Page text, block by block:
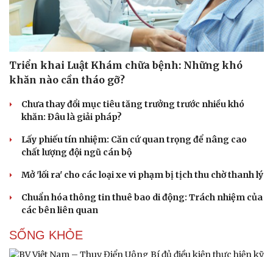
Di sản
Triển khai Luật Khám chữa bệnh: Những khó
khăn nào cần tháo gỡ?
Chưa thay đổi mục tiêu tăng trưởng trước nhiều khó
khăn: Đâu là giải pháp?
Lấy phiếu tín nhiệm: Căn cứ quan trọng để nâng cao
chất lượng đội ngũ cán bộ
Mở 'lối ra' cho các loại xe vi phạm bị tịch thu chờ thanh lý
Chuẩn hóa thông tin thuê bao di động: Trách nhiệm của
các bên liên quan
SỐNG KHỎE